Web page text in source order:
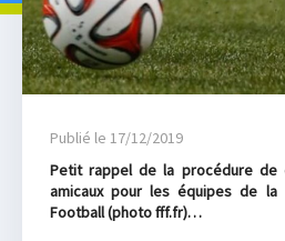
Publié le 17/12/2019
Petit rappel de la procédure de
amicaux pour les équipes de la
Football (photo fff.fr)…